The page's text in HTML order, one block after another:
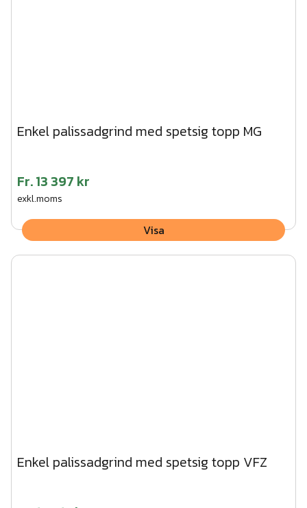
Enkel palissadgrind med spetsig topp MG
Fr.13 397 kr
exkl.moms
Visa
Enkel palissadgrind med spetsig topp VFZ